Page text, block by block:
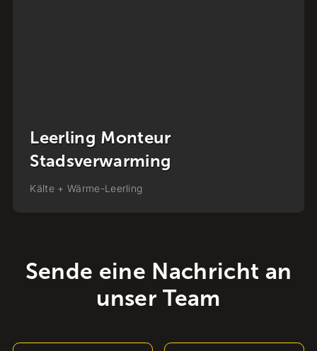
Leerling Monteur - BBL Traject
Kälte + Wärme-Leerling
Sende eine Nachricht an
unser Team